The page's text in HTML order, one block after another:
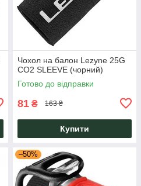
Чохол на балон Lezyne 25G
CO2 SLEEVE (чорний)
Готово до відправки
81 ₴ 163 ₴
Купити
–50%